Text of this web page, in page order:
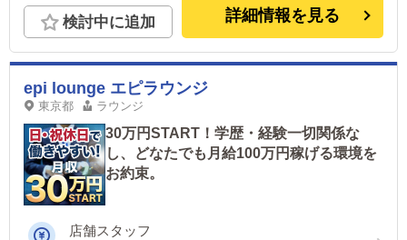
検討中に追加 詳細情報を見る
epi lounge エピラウンジ
東京都 ラウンジ
30万円START！学歴・経験一切関係な
し、どなたでも月給100万円稼げる環境を
お約束。
店舗スタッフ